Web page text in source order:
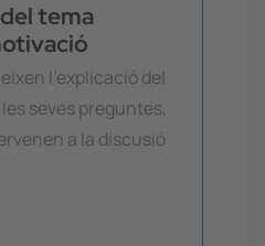
tema
l'explicació del
seves preguntes,
a la discusió